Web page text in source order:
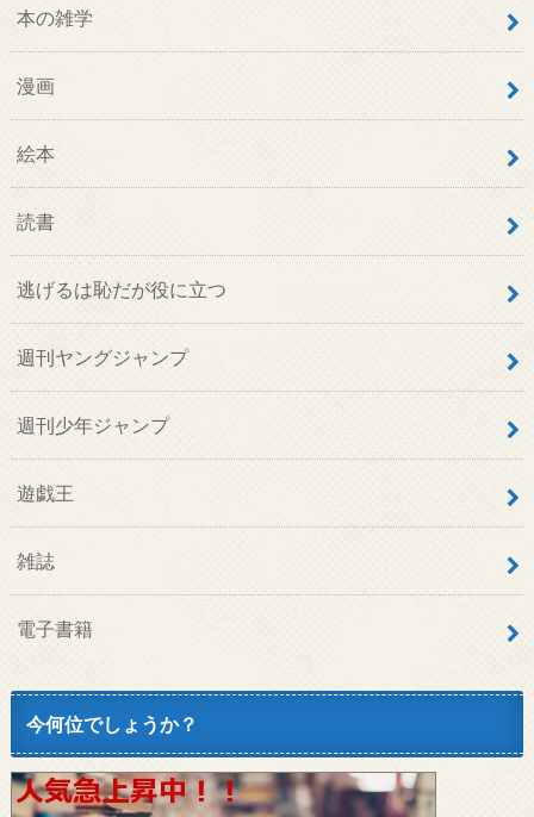
本の雑学
漫画
絵本
読書
逃げるは恥だが役に立つ
週刊ヤングジャンプ
週刊少年ジャンプ
遊戯王
雑誌
電子書籍
今何位でしょうか？